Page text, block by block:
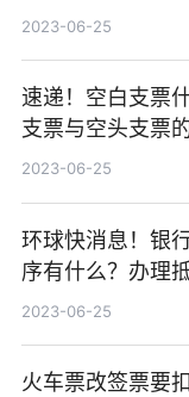
2023-06-25
速递！空白支票
支票与空头支票
2023-06-25
环球快消息！银
序有什么？办理
供的材料有什么？
2023-06-25
火车票改签票要